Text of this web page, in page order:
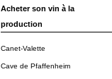
Acheter son vin à la
production
Canet-Valette
Cave de Pfaffenheim